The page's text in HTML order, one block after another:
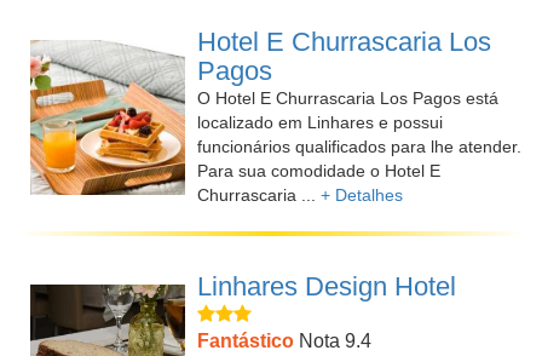
Hotel E Churrascaria Los
Pagos
O Hotel E Churrascaria Los Pagos está
localizado em Linhares e possui
funcionários qualificados para lhe atender.
Para sua comodidade o Hotel E
Churrascaria ... + Detalhes
Linhares Design Hotel
Fantástico Nota 9.4